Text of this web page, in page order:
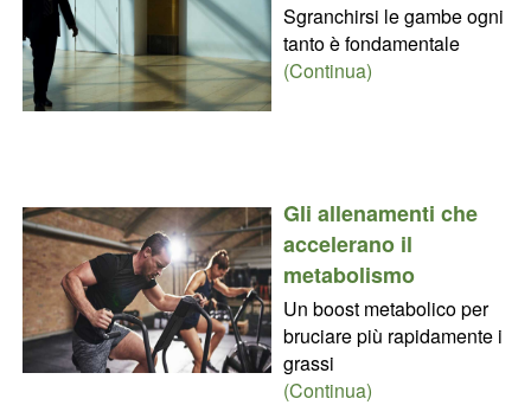
Sgranchirsi le gambe ogni
tanto è fondamentale
(Continua)
Gli allenamenti che
accelerano il
metabolismo
Un boost metabolico per
bruciare più rapidamente i
grassi
(Continua)